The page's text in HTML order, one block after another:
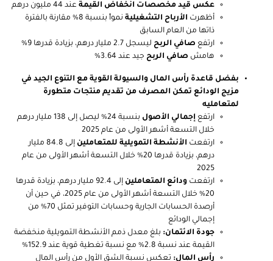
عكس قيد مخصصات انخفاض القيمة عند 44 مليون درهم
أظهرت الأرباح التشغيلية
نمواً بنسبة 8% مقارنة بالفترة
ذاتها من العام السابق
ارتفع صافي الربح ليسجل 2.7 مليار درهم، بزيادة قدرها 9%
هامش صافي الربح جيد عند 3.64%
بفضل قاعدة رأس المال والسيولة القوية مع التنوع الجيد في
مزيج الودائع تمكن المصرف من تقديم منتجات متطورة
لمتعامليه
ارتفع إجمالي الأصول
بنسبة 24% ليصل إلى 138 مليار درهم
خلال التسعة أشهر الأولى من عام 2025
ارتفعت الأنشطة التمويلية للمتعاملين
إلى 84.8 مليار
درهم، بزيادة قدرها 20% خلال التسعة أشهر الأولى من عام
2025
ارتفعت ودائع المتعاملين
إلى 92.4 مليار درهم، بزيادة قدرها
20% خلال التسعة أشهر الأولى من عام 2025، في حين أن
أرصدة الحسابات الجارية وحسابات التوفير تمثل 70% من
إجمالي الودائع
جودة الائتمان: بلغ معدل ذمم الأنشطة التمويلية منخفضة
القيمة عند نسبة 2.8% مع نسبة تغطية قوية عند 152.9%
رأس المال: تعكس نسبة الشق الأول من رأس المال